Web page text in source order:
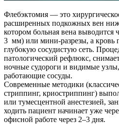
Флебэктомия — это
расширенных подкожных вен
котором больная вена выводится
3 мм) или мини-разрезы, а кровь
глубокую сосудистую сеть.
патологический рефлюкс,
ночные судороги и видимые
работающие сосуды.
Современные методики
стриппинг, криостриппинг)
или тумесцентной анестезией,
ходить пациент начинает уже
офисной работе через 2–3 дня.